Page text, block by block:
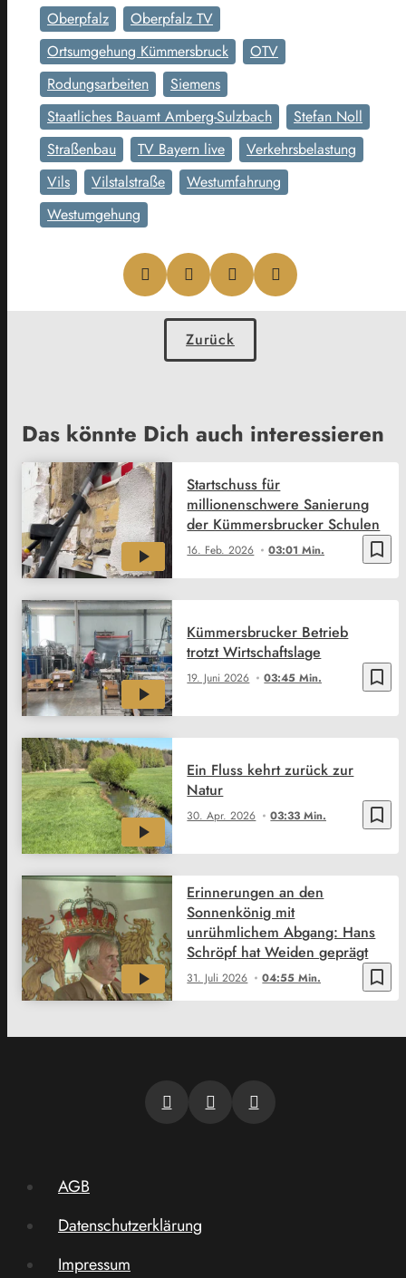
Oberpfalz
Oberpfalz TV
Ortsumgehung Kümmersbruck
OTV
Rodungsarbeiten
Siemens
Staatliches Bauamt Amberg-Sulzbach
Stefan Noll
Straßenbau
TV Bayern live
Verkehrsbelastung
Vils
Vilstalstraße
Westumfahrung
Westumgehung
Zurück
Das könnte Dich auch interessieren
bookmark_border
16. Feb. 2026 03:01 Min.
Startschuss für
millionenschwere Sanierung
der Kümmersbrucker Schulen
bookmark_border
19. Juni 2026 03:45 Min.
Kümmersbrucker Betrieb
trotzt Wirtschaftslage
bookmark_border
30. Apr. 2026 03:33 Min.
Ein Fluss kehrt zurück zur
Natur
bookmark_border
31. Juli 2026 04:55 Min.
Erinnerungen an den
Sonnenkönig mit
unrühmlichem Abgang: Hans
Schröpf hat Weiden geprägt
AGB
Datenschutzerklärung
Impressum